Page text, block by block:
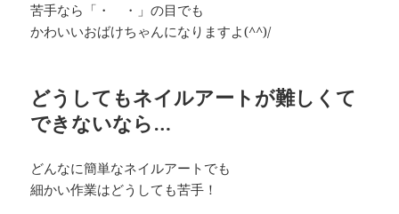
苦手なら「・ ・」の目でも
かわいいおばけちゃんになりますよ(^^)/
どうしてもネイルアートが難しくて
できないなら…
どんなに簡単なネイルアートでも
細かい作業はどうしても苦手！